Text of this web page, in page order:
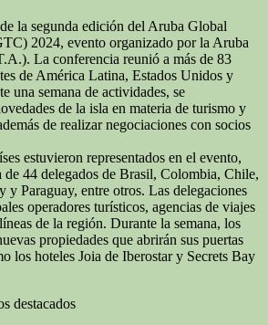
la segunda edición del Aruba Global
2024, evento organizado por la Aruba
La conferencia reunió a más de 83
de América Latina, Estados Unidos y
una semana de actividades, se
de la isla en materia de turismo y
de realizar negociaciones con socios
estuvieron representados en el evento,
de 44 delegados de Brasil, Colombia, Chile,
y Paraguay, entre otros. Las delegaciones
operadores turísticos, agencias de viajes
de la región. Durante la semana, los
propiedades que abrirán sus puertas
los hoteles Joia de Iberostar y Secrets Bay
destacados